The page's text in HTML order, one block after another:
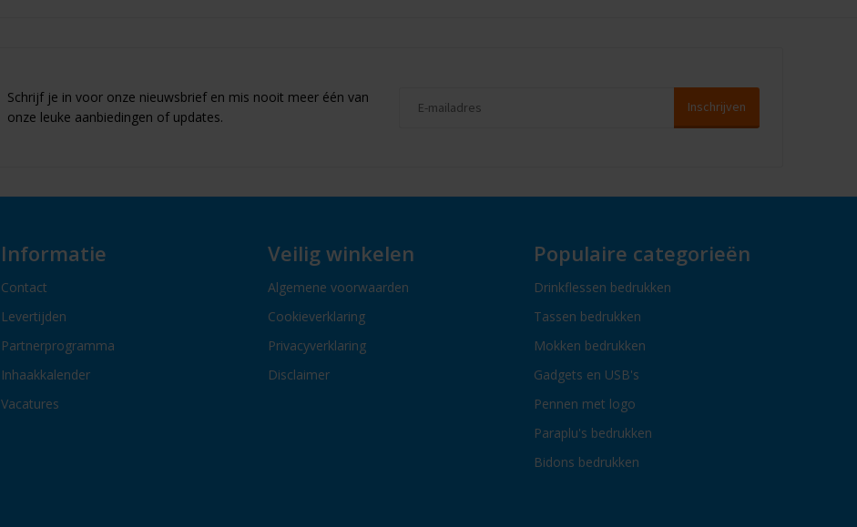
Schrijf je in voor onze nieuwsbrief en mis nooit meer één van
onze leuke aanbiedingen of updates.
Informatie
Contact
Levertijden
Partnerprogramma
Inhaakkalender
Vacatures
Veilig winkelen
Algemene voorwaarden
Cookieverklaring
Privacyverklaring
Disclaimer
Populaire categorieën
Drinkflessen bedrukken
Tassen bedrukken
Mokken bedrukken
Gadgets en USB's
Pennen met logo
Paraplu's bedrukken
Bidons bedrukken